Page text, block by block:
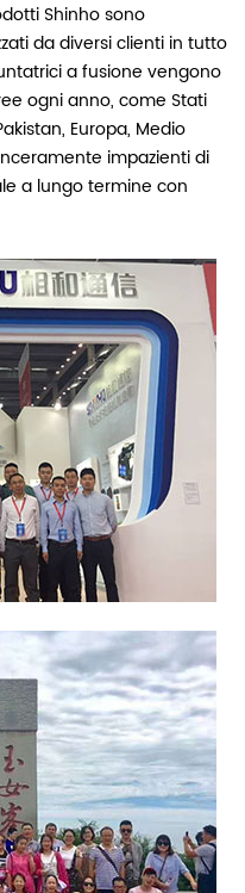
Shinho sono
da diversi clienti in tutto
a fusione vengono
ogni anno, come Stati
Europa, Medio
impazienti di
a lungo termine con